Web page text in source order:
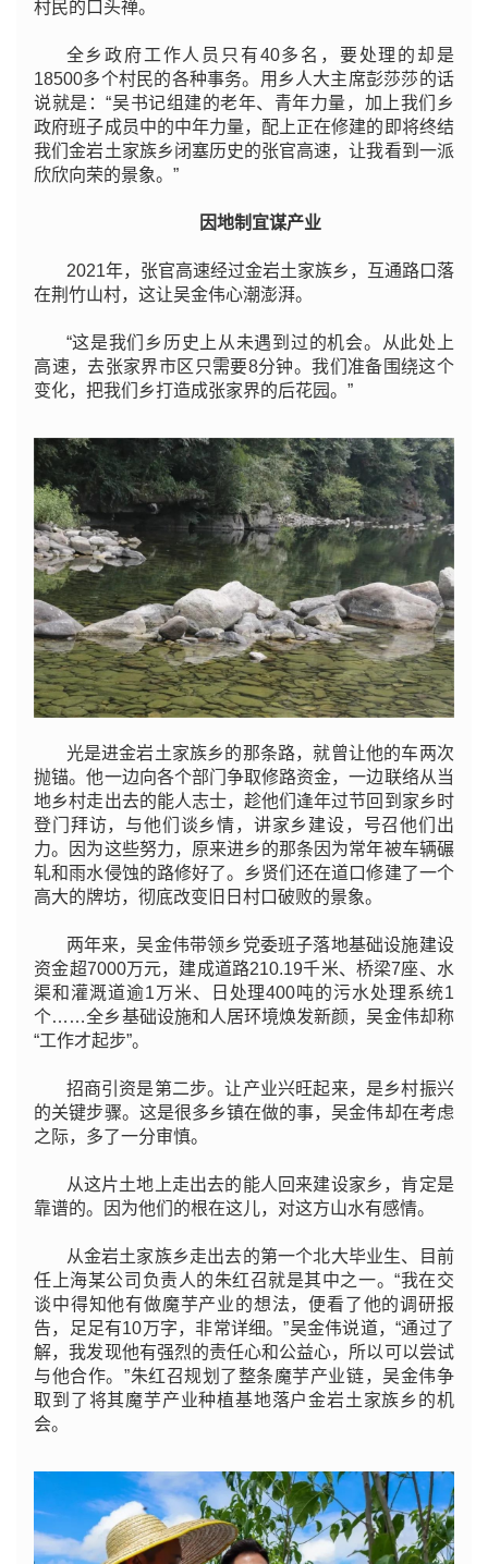
村民的口头禅。
全乡政府工作人员只有40多名，要处理的却是
18500多个村民的各种事务。用乡人大主席彭莎莎的话
说就是：“吴书记组建的老年、青年力量，加上我们乡
政府班子成员中的中年力量，配上正在修建的即将终结
我们金岩土家族乡闭塞历史的张官高速，让我看到一派
欣欣向荣的景象。”
因地制宜谋产业
2021年，张官高速经过金岩土家族乡，互通路口落
在荆竹山村，这让吴金伟心潮澎湃。
“这是我们乡历史上从未遇到过的机会。从此处上
高速，去张家界市区只需要8分钟。我们准备围绕这个
变化，把我们乡打造成张家界的后花园。”
光是进金岩土家族乡的那条路，就曾让他的车两次
抛锚。他一边向各个部门争取修路资金，一边联络从当
地乡村走出去的能人志士，趁他们逢年过节回到家乡时
登门拜访，与他们谈乡情，讲家乡建设，号召他们出
力。因为这些努力，原来进乡的那条因为常年被车辆碾
轧和雨水侵蚀的路修好了。乡贤们还在道口修建了一个
高大的牌坊，彻底改变旧日村口破败的景象。
两年来，吴金伟带领乡党委班子落地基础设施建设
资金超7000万元，建成道路210.19千米、桥梁7座、水
渠和灌溉道逾1万米、日处理400吨的污水处理系统1
个……全乡基础设施和人居环境焕发新颜，吴金伟却称
“工作才起步”。
招商引资是第二步。让产业兴旺起来，是乡村振兴
的关键步骤。这是很多乡镇在做的事，吴金伟却在考虑
之际，多了一分审慎。
从这片土地上走出去的能人回来建设家乡，肯定是
靠谱的。因为他们的根在这儿，对这方山水有感情。
从金岩土家族乡走出去的第一个北大毕业生、目前
任上海某公司负责人的朱红召就是其中之一。“我在交
谈中得知他有做魔芋产业的想法，便看了他的调研报
告，足足有10万字，非常详细。”吴金伟说道，“通过了
解，我发现他有强烈的责任心和公益心，所以可以尝试
与他合作。”朱红召规划了整条魔芋产业链，吴金伟争
取到了将其魔芋产业种植基地落户金岩土家族乡的机
会。